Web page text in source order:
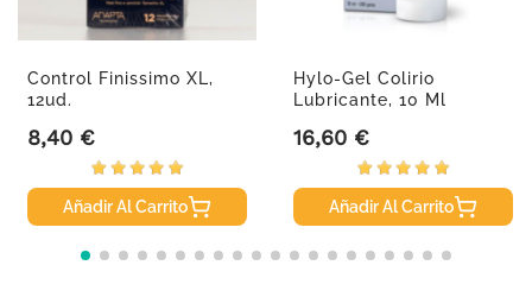
Control Finissimo XL,
12ud.
Precio
8,40 €
Añadir Al Carrito
Hylo-Gel Colirio
Lubricante, 10 Ml
Precio
16,60 €
Añadir Al Carrito